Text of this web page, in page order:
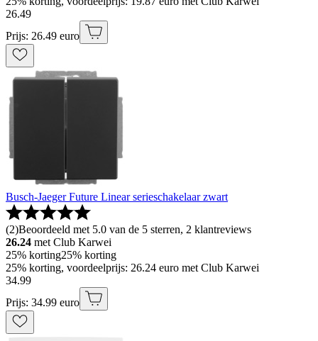
26.49
Prijs: 26.49 euro
Busch-Jaeger Future Linear serieschakelaar zwart
(2)Beoordeeld met 5.0 van de 5 sterren, 2 klantreviews
26.24 met Club Karwei
25% korting25% korting
25% korting, voordeelprijs: 26.24 euro met Club Karwei
34.99
Prijs: 34.99 euro